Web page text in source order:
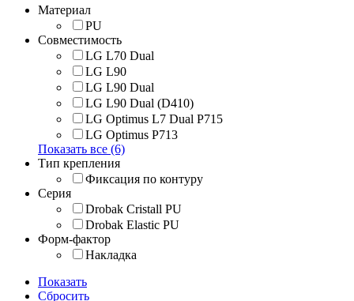
Материал
PU
Совместимость
LG L70 Dual
LG L90
LG L90 Dual
LG L90 Dual (D410)
LG Optimus L7 Dual P715
LG Optimus P713
Показать все (6)
Тип крепления
Фиксация по контуру
Серия
Drobak Cristall PU
Drobak Elastic PU
Форм-фактор
Накладка
Показать
Сбросить